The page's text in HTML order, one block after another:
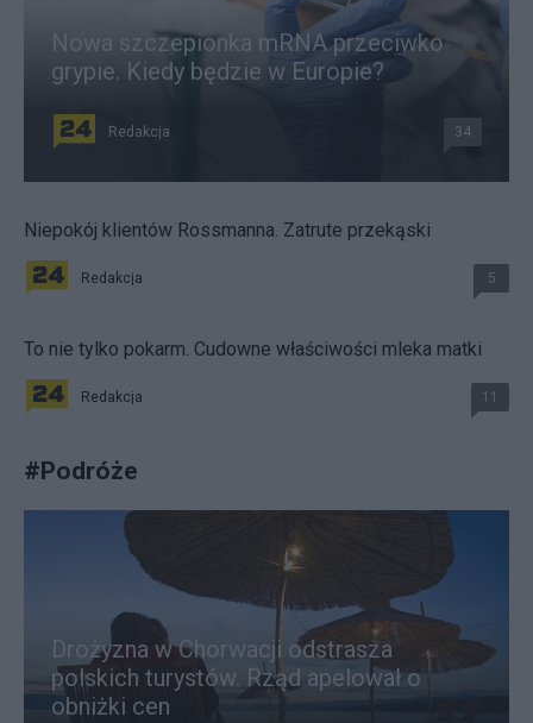
Nowa szczepionka mRNA przeciwko
grypie. Kiedy będzie w Europie?
Redakcja 34
Niepokój klientów Rossmanna. Zatrute przekąski
Redakcja 5
To nie tylko pokarm. Cudowne właściwości mleka matki
Redakcja 11
#Podróże
Drożyzna w Chorwacji odstrasza
polskich turystów. Rząd apelował o
obniżki cen